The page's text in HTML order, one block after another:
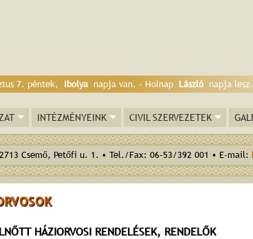
7. péntek, Ibolya napja van. - Holnap László napja lesz.
INTÉZMÉNYEINK CIVIL SZERVEZETEK
Csemő, Petőfi u. 1. • Tel./Fax: 06-53/392 001 • E-mail:
HÁZIORVOSI RENDELÉSEK, RENDELŐK